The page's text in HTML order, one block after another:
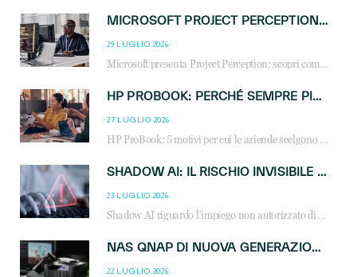
MICROSOFT PROJECT PERCEPTION: COME GLI AGENTI AI CAMBIERANNO SOC, CYBERSECURITY E SERVIZI MSP
29 LUGLIO 2026
Microsoft presenta Project Perception: scopri come gli agenti AI possono trasformare cybersecurity, SOC e servizi gestiti degli MSP.
HP PROBOOK: PERCHÉ SEMPRE PIÙ AZIENDE SCELGONO NOTEBOOK PROGETTATI PER IL LAVORO MODERNO
27 LUGLIO 2026
HP ProBook: 5 motivi per cui le aziende scelgono i notebook business HP per migliorare produttività, sicurezza e gestione dell’AI.
SHADOW AI: IL RISCHIO INVISIBILE CHE LE AZIENDE POSSONO GOVERNARE
23 LUGLIO 2026
Shadow AI riguardo l’impiego non autorizzato di sistemi AI all’interno dell’azienda. E’ una pratica che si diffonde a partire dai dipendenti fino ai dirigenti e mette a repentaglio la cybersecurity, con costi più elevati per le organizzazioni. Due recenti report illustrano il fenomeno e forniscono dati in merito
NAS QNAP DI NUOVA GENERAZIONE: PIÙ PRESTAZIONI, SCALABILITÀ E PROTEZIONE DEI DATI PER LE INFRASTRUTTURE IT MODERNE
22 LUGLIO 2026